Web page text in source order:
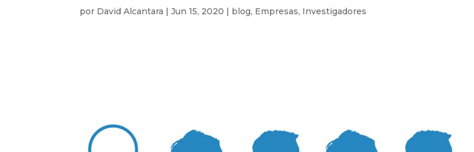
por David Alcantara |Jun 15, 2020 | blog, Empresas, Investigadores